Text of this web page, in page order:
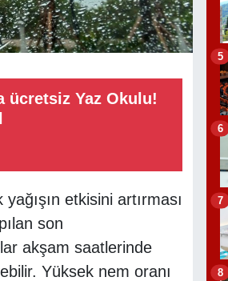
ücretsiz Yaz Okulu!
etkisini artırması
son
akşam saatlerinde
Yüksek nem oranı
5
6
7
8